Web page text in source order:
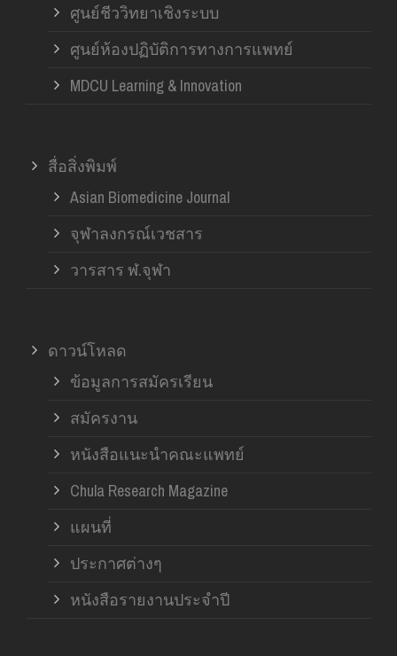
ศูนย์ชีววิทยาเชิงระบบ
ศูนย์ห้องปฏิบัติการทางการแพทย์
MDCU Learning & Innovation
สื่อสิ่งพิมพ์
Asian Biomedicine Journal
จุฬาลงกรณ์เวชสาร
วารสาร ฬ.จุฬา
ดาวน์โหลด
ข้อมูลการสมัครเรียน
สมัครงาน
หนังสือแนะนำคณะแพทย์
Chula Research Magazine
แผนที่
ประกาศต่างๆ
หนังสือรายงานประจำปี